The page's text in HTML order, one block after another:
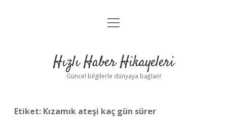
Anasayfa
Yasal Uyarı
menüyü
Hızlı Haber Hikayeleri
Güncel bilgilerle dünyaya bağlan!
Etiket: Kızamık ateşi kaç gün sürer